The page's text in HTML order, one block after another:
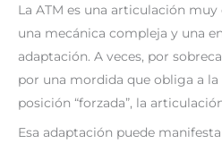
La ATM es una articulación muy
una mecánica compleja y una
adaptación. A veces, por
por una mordida que obliga a
posición “forzada”, la
Esa adaptación puede